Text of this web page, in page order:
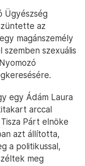
Ügyészség
az
magánszemély
szexuális
egy Ádám Laura
arccal
Párt elnöke
azt állította,
a politikussal,
meg